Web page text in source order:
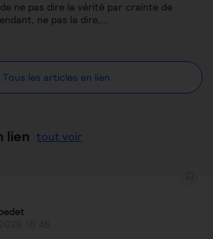
ne pas dire la vérité par crainte de
ne pas la dire,…
Tous les articles en lien
lien tout voir